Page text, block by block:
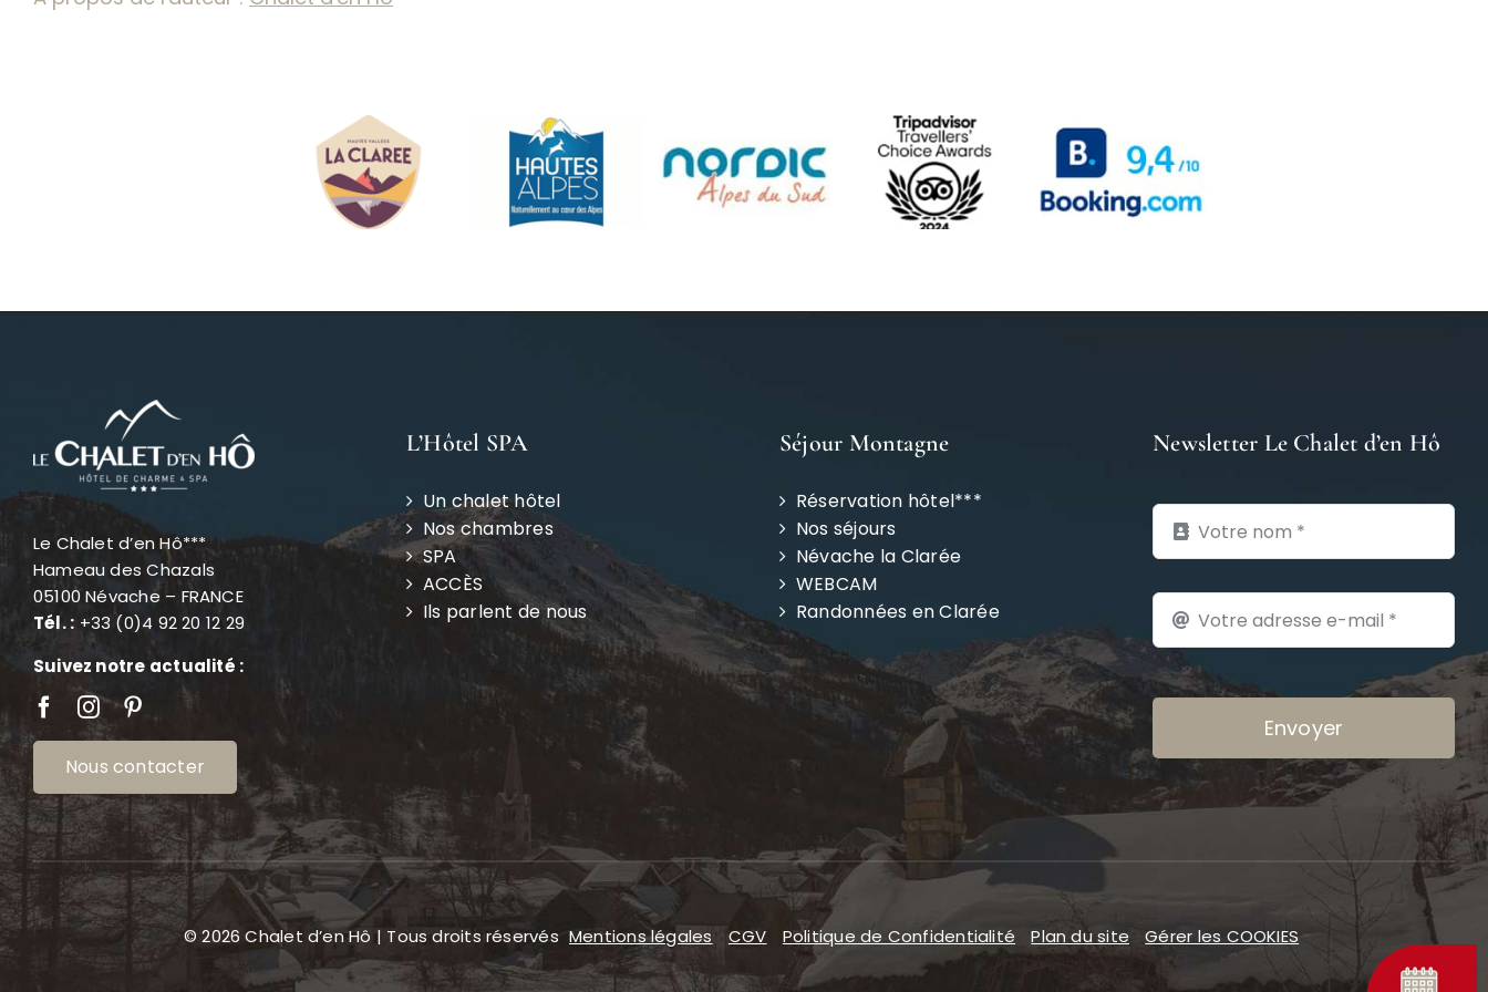
Le Chalet d’en Hô***
Hameau des Chazals
05100 Névache – FRANCE
Tél. : +33 (0)4 92 20 12 29
Suivez notre actualité :
Nous contacter
L’Hôtel SPA
Un chalet hôtel
Nos chambres
SPA
ACCÈS
Ils parlent de nous
Séjour Montagne
Réservation hôtel***
Nos séjours
Névache la Clarée
WEBCAM
Randonnées en Clarée
Newsletter Le Chalet d’en Hô
Envoyer
© 2026 Chalet d’en Hô | Tous droits réservés Mentions légales CGV Politique de Confidentialité Plan du site Gérer les COOKIES